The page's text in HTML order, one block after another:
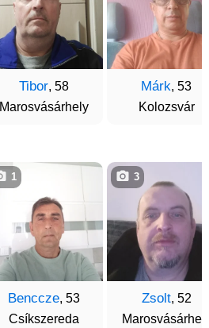
Tibor, 58
Marosvásárhely
Márk, 53
Kolozsvár
Benccze, 53
Csíkszereda
1
Zsolt, 52
3